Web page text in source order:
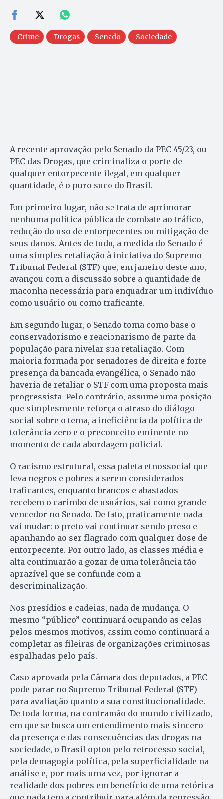
Crime Drogas Senado Sociedade
A recente aprovação pelo Senado da PEC 45/23, ou
PEC das Drogas, que criminaliza o porte de
qualquer entorpecente ilegal, em qualquer
quantidade, é o puro suco do Brasil.
Em primeiro lugar, não se trata de aprimorar
nenhuma política pública de combate ao tráfico,
redução do uso de entorpecentes ou mitigação de
seus danos. Antes de tudo, a medida do Senado é
uma simples retaliação à iniciativa do Supremo
Tribunal Federal (STF) que, em janeiro deste ano,
avançou com a discussão sobre a quantidade de
maconha necessária para enquadrar um indivíduo
como usuário ou como traficante.
Em segundo lugar, o Senado toma como base o
conservadorismo e reacionarismo de parte da
população para nivelar sua retaliação. Com
maioria formada por senadores de direita e forte
presença da bancada evangélica, o Senado não
haveria de retaliar o STF com uma proposta mais
progressista. Pelo contrário, assume uma posição
que simplesmente reforça o atraso do diálogo
social sobre o tema, a ineficiência da política de
tolerância zero e o preconceito eminente no
momento de cada abordagem policial.
O racismo estrutural, essa paleta etnossocial que
leva negros e pobres a serem considerados
traficantes, enquanto brancos e abastados
recebem o carimbo de usuários, sai como grande
vencedor no Senado. De fato, praticamente nada
vai mudar: o preto vai continuar sendo preso e
apanhando ao ser flagrado com qualquer dose de
entorpecente. Por outro lado, as classes média e
alta continuarão a gozar de uma tolerância tão
aprazível que se confunde com a
descriminalização.
Nos presídios e cadeias, nada de mudança. O
mesmo “público” continuará ocupando as celas
pelos mesmos motivos, assim como continuará a
completar as fileiras de organizações criminosas
espalhadas pelo país.
Caso aprovada pela Câmara dos deputados, a PEC
pode parar no Supremo Tribunal Federal (STF)
para avaliação quanto a sua constitucionalidade.
De toda forma, na contramão do mundo civilizado,
em que se busca um entendimento mais sincero
da presença e das consequências das drogas na
sociedade, o Brasil optou pelo retrocesso social,
pela demagogia política, pela superficialidade na
análise e, por mais uma vez, por ignorar a
realidade dos pobres em benefício de uma retórica
que nada tem a contribuir para além da repressão.